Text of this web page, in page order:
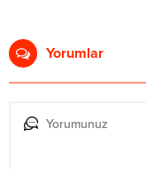
Yorumlar